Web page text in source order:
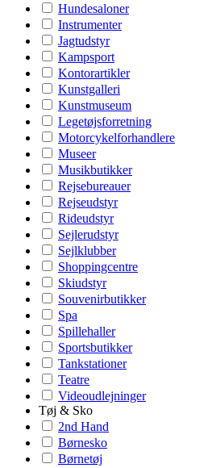
Hundesaloner
Instrumenter
Jagtudstyr
Kampsport
Kontorartikler
Kunstgalleri
Kunstmuseum
Legetøjsforretning
Motorcykelforhandlere
Museer
Musikbutikker
Rejsebureauer
Rejseudstyr
Rideudstyr
Sejlerudstyr
Sejlklubber
Shoppingcentre
Skiudstyr
Souvenirbutikker
Spa
Spillehaller
Sportsbutikker
Tankstationer
Teatre
Videoudlejninger
Tøj & Sko
2nd Hand
Børnesko
Børnetøj